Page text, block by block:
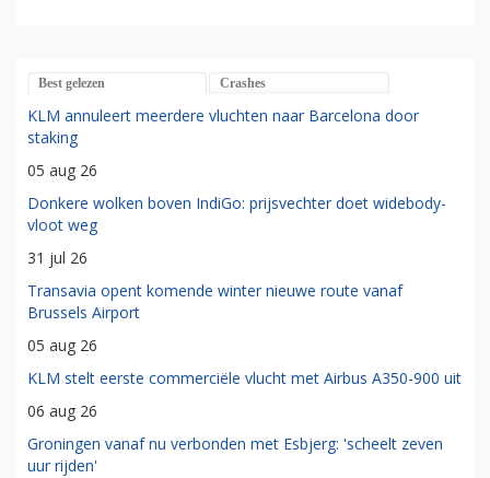
Best gelezen Crashes
KLM annuleert meerdere vluchten naar Barcelona door
staking
05 aug 26
Donkere wolken boven IndiGo: prijsvechter doet widebody-
vloot weg
31 jul 26
Transavia opent komende winter nieuwe route vanaf
Brussels Airport
05 aug 26
KLM stelt eerste commerciële vlucht met Airbus A350-900 uit
06 aug 26
Groningen vanaf nu verbonden met Esbjerg: 'scheelt zeven
uur rijden'